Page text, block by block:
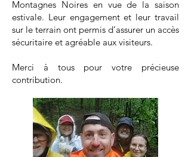
Montagnes Noires en vue de la saison
estivale. Leur engagement et leur travail
sur le terrain ont permis d’assurer un accès
sécuritaire et agréable aux visiteurs.
Merci à tous pour votre précieuse
contribution.